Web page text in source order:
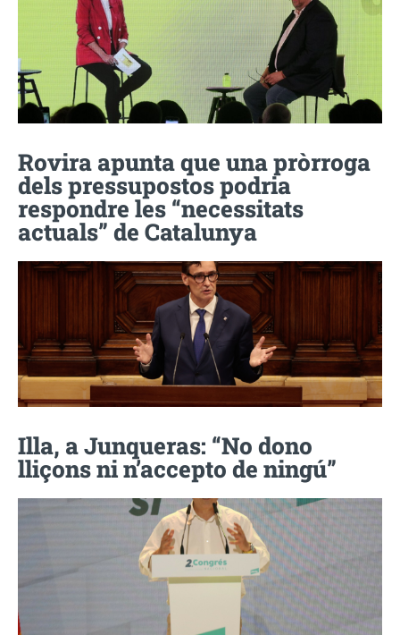
Rovira apunta que una pròrroga
dels pressupostos podria
respondre les “necessitats
actuals” de Catalunya
Illa, a Junqueras: “No dono
lliçons ni n’accepto de ningú”